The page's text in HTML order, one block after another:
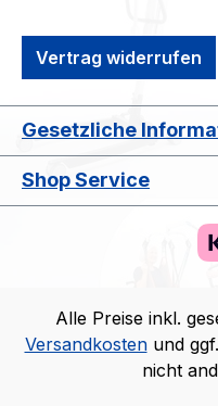
Vertrag widerrufen
Gesetzliche
Shop Service
Alle Preise inkl.
Versandkostenund
nicht